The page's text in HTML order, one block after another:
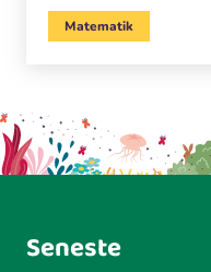
Matematik
Seneste